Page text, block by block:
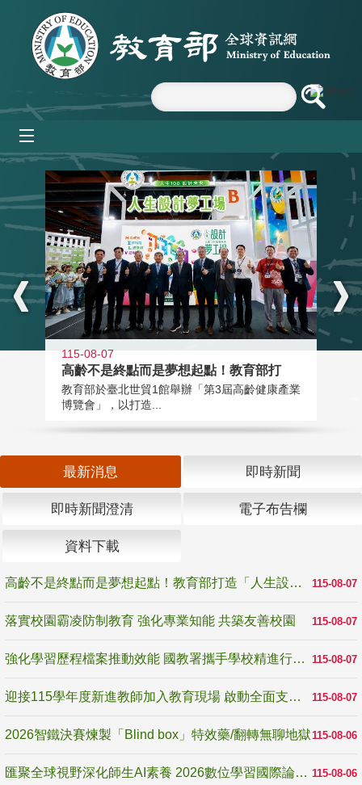
跳到主要內容區塊
:::
115-08-07
高齡不是終點而是夢想起點！教育部打
教育部於臺北世貿1館舉辦「第3屆高齡健康產業
博覽會」，以打造...
最新消息 即時新聞
即時新聞澄清 電子布告欄
資料下載
115-08-07
高齡不是終點而是夢想起點！教育部打造「人生設計夢工場」 參展第3屆高齡健康產業博覽會
115-08-07
落實校園霸凌防制教育 強化專業知能 共築友善校園
115-08-07
強化學習歷程檔案推動效能 國教署攜手學校精進行政與教學支持
115-08-07
迎接115學年度新進教師加入教育現場 啟動全面支持陪伴
115-08-06
2026智鐵決賽煉製「Blind box」特效藥/翻轉無聊地獄
115-08-06
匯聚全球視野深化師生AI素養 2026數位學習國際論壇高雄登場